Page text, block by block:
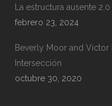
La estructura ausente 2.0
febrero 23, 2024
Beverly Moor and Victor
Intersección
octubre 30, 2020